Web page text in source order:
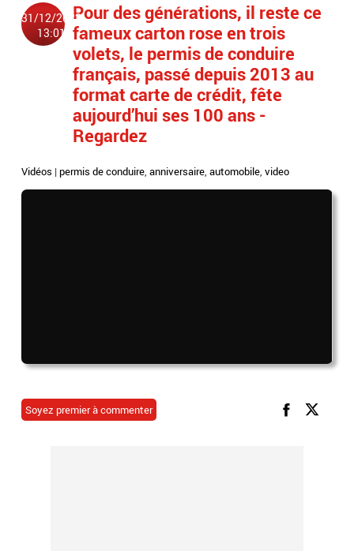
31/12/2022
13:01
Pour des générations, il reste ce
fameux carton rose en trois
volets, le permis de conduire
français, passé depuis 2013 au
format carte de crédit, fête
aujourd’hui ses 100 ans -
Regardez
Vidéos |permis de conduire,anniversaire,automobile,video
Soyez premier à commenter